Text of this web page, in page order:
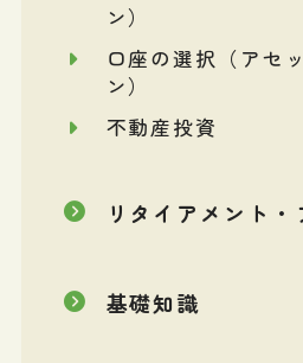
ン）
口座の選択（アセ
ン）
不動産投資
リタイアメント
基礎知識